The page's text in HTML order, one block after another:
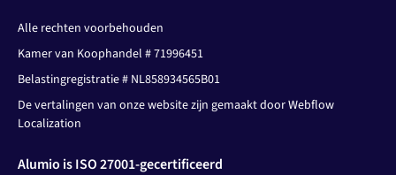
Alle rechten voorbehouden
Kamer van Koophandel # 71996451
Belastingregistratie # NL858934565B01
De vertalingen van onze website zijn gemaakt door Webflow
Localization
Alumio is ISO 27001-gecertificeerd